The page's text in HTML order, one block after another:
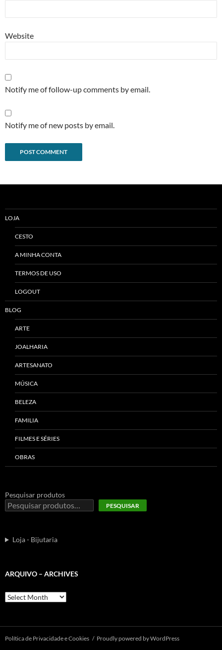
Website
Notify me of follow-up comments by email.
Notify me of new posts by email.
LOJA
CESTO
A MINHA CONTA
TERMOS DE USO
LOGOUT
BLOG
ARTE
JOALHARIA
ARTESANATO
MÚSICA
BELEZA
FAMILIA
FILMES E SÉRIES
OBRAS
Pesquisar produtos
PESQUISAR
Loja - Bijutaria
ARQUIVO – ARCHIVES
Arquivo
–
Polí­tica de Privacidade e Cookies Proudly powered by WordPress